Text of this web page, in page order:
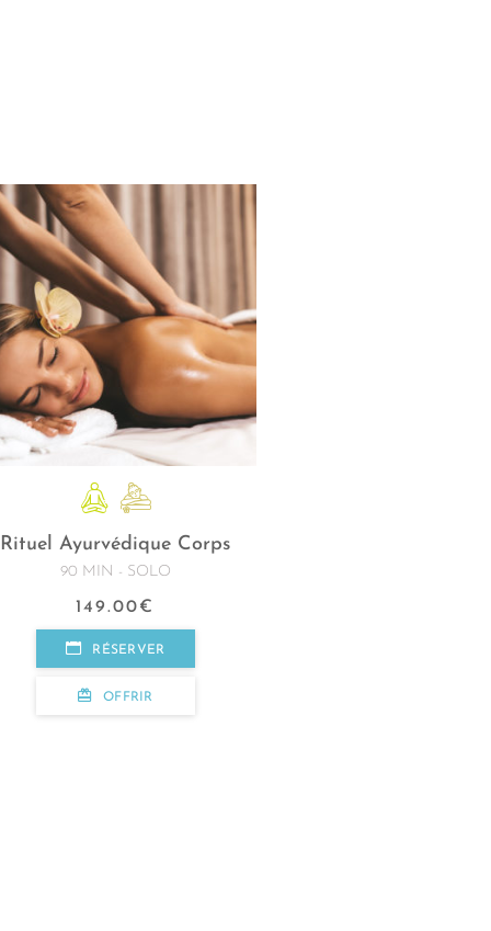
Rituel Ayurvédique Corps
90 MIN - SOLO
149.00€
RÉSERVER
OFFRIR